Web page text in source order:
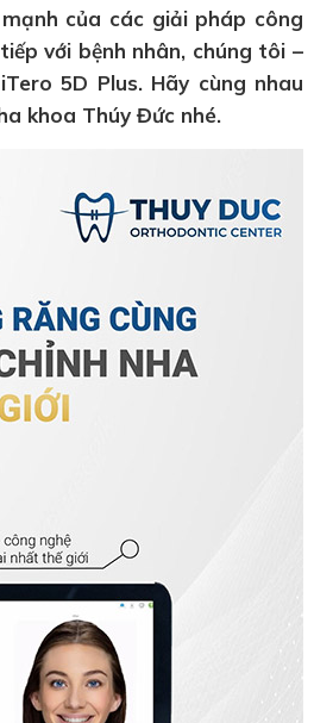
của các giải pháp công
với bệnh nhân, chúng tôi –
5D Plus. Hãy cùng nhau
khoa Thúy Đức nhé.